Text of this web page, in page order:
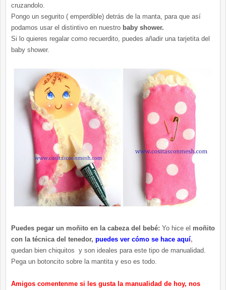
cruzandolo.
Pongo un segurito ( emperdible) detrás de la manta, para que así
podamos usar el distintivo en nuestro baby shower.
Si lo quieres regalar como recuerdito, puedes añadir una tarjetita del
baby shower.
Puedes pegar un moñito en la cabeza del bebé: Yo hice el moñito
con la técnica del tenedor, puedes ver cómo se hace aquí,
quedan bien chiquitos y son ideales para este tipo de manualidad.
Pega un botoncito sobre la mantita y eso es todo.
Amigos comentenme si les gusta la manualidad de hoy, nos